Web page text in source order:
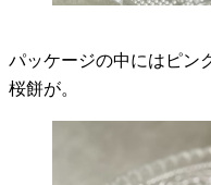
パッケージの中にはピン
桜餅が。